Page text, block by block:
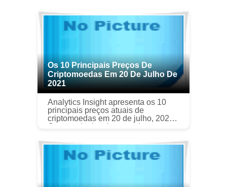
Os 10 Principais Preços De
Criptomoedas Em 20 De Julho De
2021
Analytics Insight apresenta os 10
principais preços atuais de
criptomoedas em 20 de julho, 2021
O mercado de criptomoedas
quando, é altamente volátil. E assim
torna-se m...